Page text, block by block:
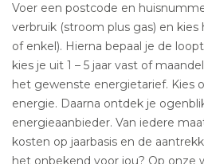
Voer een postcode en
verbruik (stroom plus gas) en
of enkel). Hierna bepaal je de
kies je uit 1 – 5 jaar vast of
het gewenste energietarief. Kies
energie. Daarna ontdek je
energieaanbieder. Van iedere
kosten op jaarbasis en de
het onbekend voor jou? Op onze